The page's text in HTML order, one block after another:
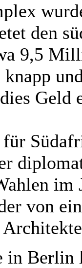
den
9,5
Geld
im
von
in Berlin